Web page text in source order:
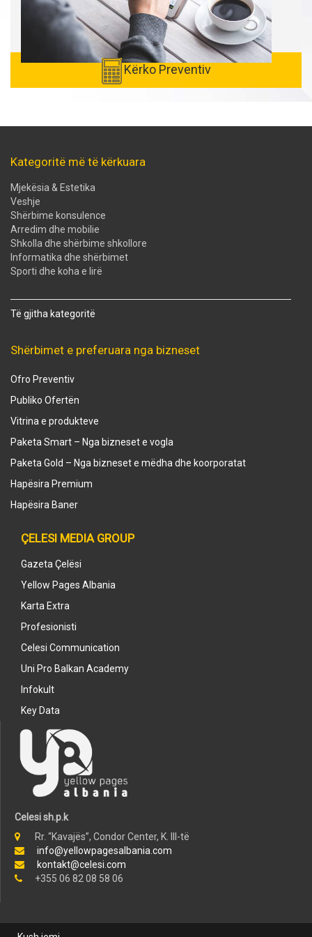
Kërko Preventiv
Kategoritë më të kërkuara
Mjekësia & Estetika
Veshje
Shërbime konsulence
Arredim dhe mobilie
Shkolla dhe shërbime shkollore
Informatika dhe shërbimet
Sporti dhe koha e lirë
Të gjitha kategoritë
Shërbimet e preferuara nga bizneset
Ofro Preventiv
Publiko Ofertën
Vitrina e produkteve
Paketa Smart – Nga bizneset e vogla
Paketa Gold – Nga bizneset e mëdha dhe koorporatat
Hapësira Premium
Hapësira Baner
ÇELESI MEDIA GROUP
Gazeta Çelësi
Yellow Pages Albania
Karta Extra
Profesionisti
Celesi Communication
Uni Pro Balkan Academy
Infokult
Key Data
Celesi sh.p.k
Rr. “Kavajës”, Condor Center, K. III-të
info@yellowpagesalbania.com
kontakt@celesi.com
+355 06 82 08 58 06